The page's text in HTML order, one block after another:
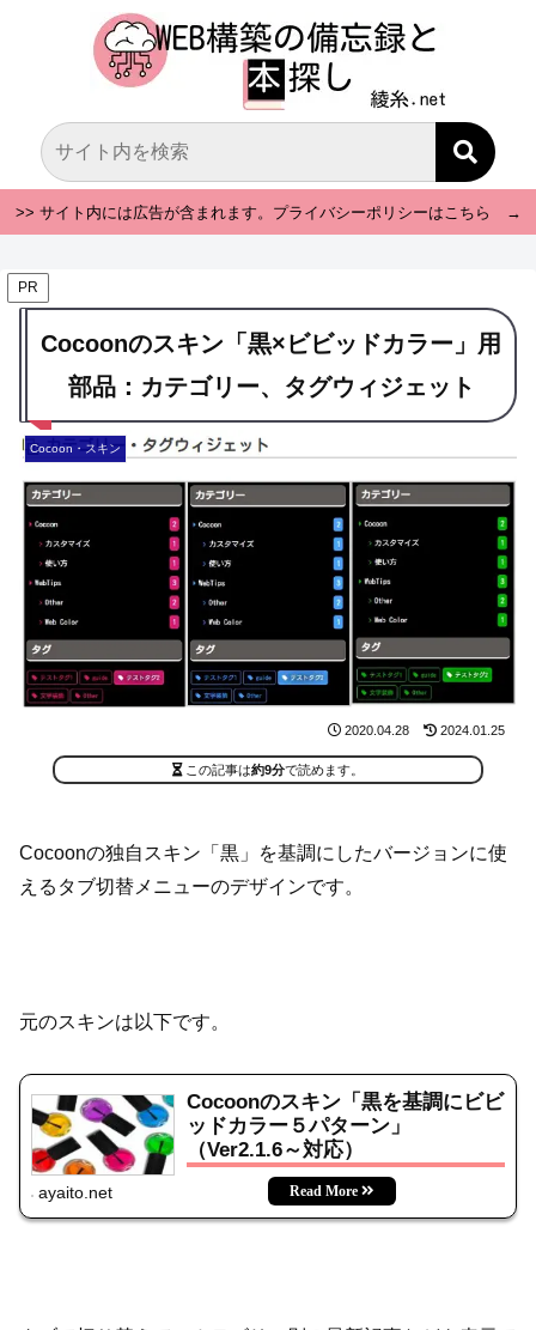
>> サイト内には広告が含まれます。プライバシーポリシーはこちら →
PR
Cocoonのスキン「黒×ビビッドカラー」用
部品：カテゴリー、タグウィジェット
Cocoon・スキン
2020.04.28 2024.01.25
この記事は約9分で読めます。
Cocoonの独自スキン「黒」を基調にしたバージョンに使
えるタブ切替メニューのデザインです。
元のスキンは以下です。
Cocoonのスキン「黒を基調にビビ
ッドカラー５パターン」
（Ver2.1.6～対応）
ayaito.net